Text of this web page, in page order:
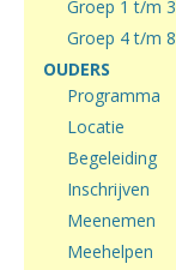
Groep 1 t/m 3
Groep 4 t/m 8
OUDERS
Programma
Locatie
Begeleiding
Inschrijven
Meenemen
Meehelpen